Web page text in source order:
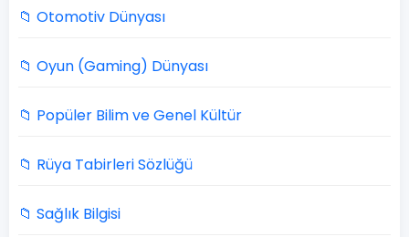
📁 Otomotiv Dünyası
📁 Oyun (Gaming) Dünyası
📁 Popüler Bilim ve Genel Kültür
📁 Rüya Tabirleri Sözlüğü
📁 Sağlık Bilgisi